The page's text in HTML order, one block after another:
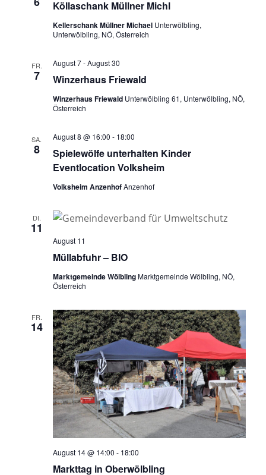
Köllaschank Müllner Michl
Kellerschank Müllner Michael Unterwölbling,
Unterwölbling, NÖ, Österreich
FR.
7 Winzerhaus Friewald
August 7-August 30
Winzerhaus Friewald Unterwölbling 61, Unterwölbling, NÖ,
Österreich
SA.
8
Spielewölfe unterhalten Kinder
Eventlocation Volksheim
August 8 @ 16:00 - 18:00
Volksheim AnzenhofAnzenhof
DI.
11
Müllabfuhr – BIO
August 11
Marktgemeinde WölblingMarktgemeinde Wölbling, NÖ,
Österreich
FR.
14
Markttag in Oberwölbling
August 14 @ 14:00 - 18:00